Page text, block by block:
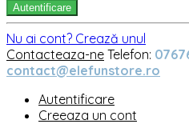
Autentificare
Nu ai cont? Crează unul
Contacteaza-ne Telefon:
contact@elefunstore.ro
Autentificare
Creeaza un cont